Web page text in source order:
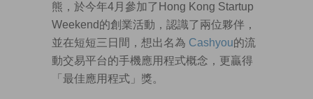
熊，於今年4月參加了Hong Kong Startup
Weekend的創業活動，認識了兩位夥伴，
並在短短三日間，想出名為 Cashyou的流
動交易平台的手機應用程式概念，更贏得
「最佳應用程式」獎。